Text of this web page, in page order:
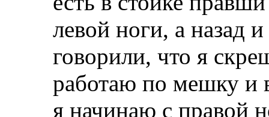
левой ноги, а назад
говорили, что я
работаю по мешку и
я начинаю с правой